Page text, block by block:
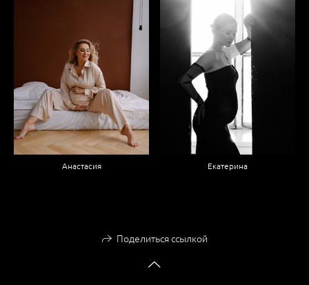
Анастасия Екатерина
Поделиться ссылкой